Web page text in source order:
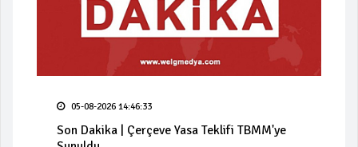
05-08-2026 14:46:33
Son Dakika | Çerçeve Yasa Teklifi TBMM'ye